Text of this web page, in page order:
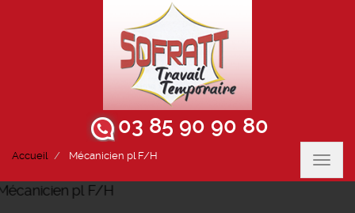
03 85 90 90 80
Accueil Mécanicien pl F/H